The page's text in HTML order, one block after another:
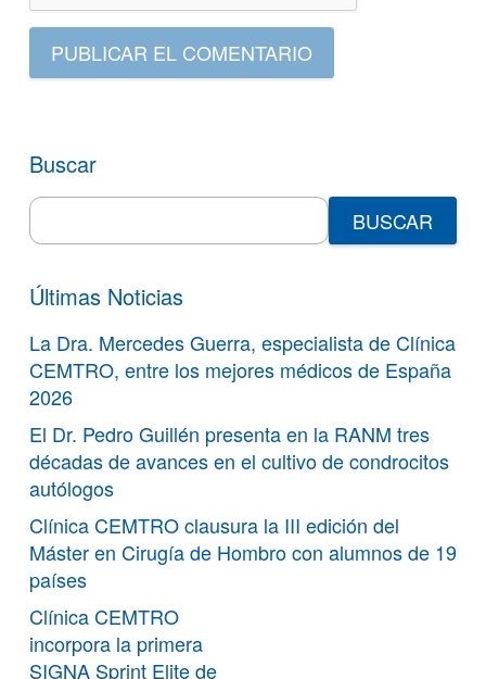
PUBLICAR EL COMENTARIO
Buscar
Search
for:
Últimas Noticias
La Dra. Mercedes Guerra, especialista de Clínica
CEMTRO, entre los mejores médicos de España
2026
El Dr. Pedro Guillén presenta en la RANM tres
décadas de avances en el cultivo de condrocitos
autólogos
Clínica CEMTRO clausura la III edición del
Máster en Cirugía de Hombro con alumnos de 19
países
Clínica CEMTRO
incorpora la primera
SIGNA Sprint Elite de